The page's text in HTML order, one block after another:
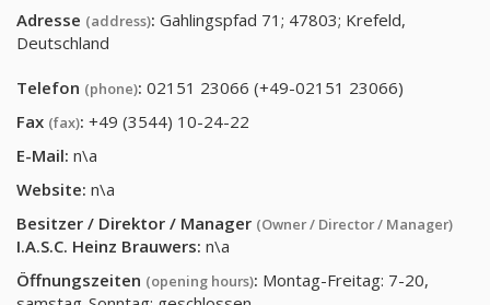
Adresse (address): Gahlingspfad 71; 47803; Krefeld,
Deutschland
Telefon (phone): 02151 23066 (+49-02151 23066)
Fax (fax): +49 (3544) 10-24-22
E-Mail: n\a
Website: n\a
Besitzer / Direktor / Manager (Owner / Director / Manager)
I.A.S.C. Heinz Brauwers: n\a
Öffnungszeiten (opening hours): Montag-Freitag: 7-20,